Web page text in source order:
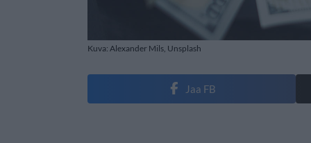
Kuva: Alexander Mils, Unsplash
Jaa FB